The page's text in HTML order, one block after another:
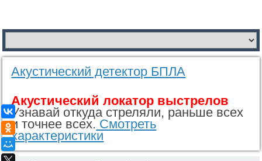
ВКонтакте
Одноклассники
Мой Мир
Акустический детектор БПЛА
Акустический локатор выстрелов
Узнавай откуда стреляли, раньше всех
и точнее всех. Смотреть
характеристики